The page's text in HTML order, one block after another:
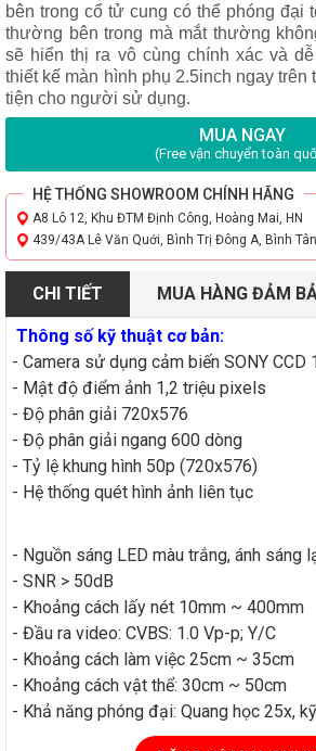
bên trong cổ tử cung có thể phóng đại
thường bên trong mà mắt thường
sẽ hiển thị ra vô cùng chính xác và
thiết kế màn hình phụ 2.5inch ngay trên
tiện cho người sử dụng.
MUA NGAY
(Free vận chuyển toàn
HỆ THỐNG SHOWROOM CHÍNH HÃNG
A8 Lô 12, Khu ĐTM Định Công, Hoàng Mai, HN
439/43A Lê Văn Quới, Bình Trị Đông A, Bình
CHI TIẾT MUA HÀNG ĐẢM
Thông số kỹ thuật cơ bản:
- Camera sử dụng cảm biến SONY CCD
- Mật độ điểm ảnh 1,2 triệu pixels
- Độ phân giải 720x576
- Độ phân giải ngang 600 dòng
- Tỷ lệ khung hình 50p (720x576)
- Hệ thống quét hình ảnh liên tục
- Nguồn sáng LED màu trắng, ánh sáng
- SNR > 50dB
- Khoảng cách lấy nét 10mm ~ 400mm
- Đầu ra video: CVBS: 1.0 Vp-p; Y/C
- Khoảng cách làm việc 25cm ~ 35cm
- Khoảng cách vật thể: 30cm ~ 50cm
- Khả năng phóng đại: Quang học 25x,